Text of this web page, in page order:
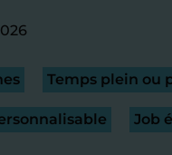
Temps plein ou
Job